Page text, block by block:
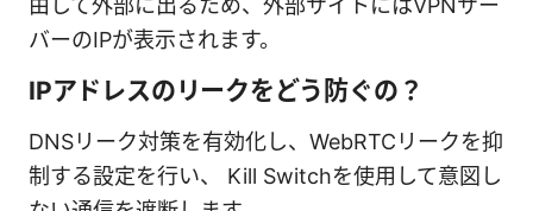
バーのIPが表示されます。
IPアドレスのリークをどう防ぐの？
DNSリーク対策を有効化し、WebRTCリークを抑
制する設定を行い、 Kill Switchを使用して意図し